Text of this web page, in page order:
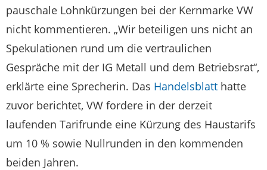
pauschale Lohnkürzungen bei der Kernmarke VW
nicht kommentieren. „Wir beteiligen uns nicht an
Spekulationen rund um die vertraulichen
Gespräche mit der IG Metall und dem Betriebsrat“,
erklärte eine Sprecherin. Das Handelsblatt hatte
zuvor berichtet, VW fordere in der derzeit
laufenden Tarifrunde eine Kürzung des Haustarifs
um 10 % sowie Nullrunden in den kommenden
beiden Jahren.